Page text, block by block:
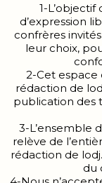
1-L’objectif
d’expression
confrères
leur choix,
2-Cet
rédaction de
publication des
3-L’ensemble
relève de
rédaction de
du